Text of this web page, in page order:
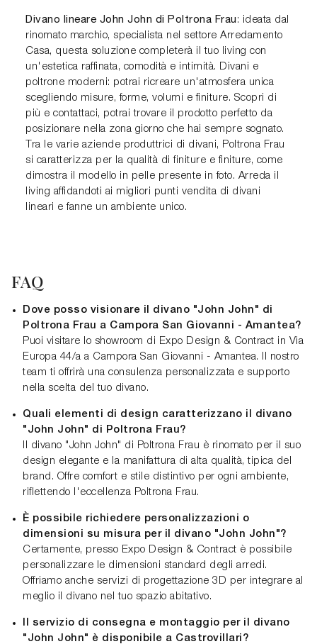
Divano lineare John John di Poltrona Frau : ideata dal
rinomato marchio, specialista nel settore Arredamento
Casa, questa soluzione completerà il tuo living con
un'estetica raffinata, comodità e intimità. Divani e
poltrone moderni: potrai ricreare un'atmosfera unica
scegliendo misure, forme, volumi e finiture. Scopri di
più e contattaci, potrai trovare il prodotto perfetto da
posizionare nella zona giorno che hai sempre sognato.
Tra le varie aziende produttrici di divani, Poltrona Frau
si caratterizza per la qualità di finiture e finiture, come
dimostra il modello in pelle presente in foto. Arreda il
living affidandoti ai migliori punti vendita di divani
lineari e fanne un ambiente unico.
FAQ
Dove posso visionare il divano "John John" di
Poltrona Frau a Campora San Giovanni - Amantea?
Puoi visitare lo showroom di Expo Design & Contract in Via
Europa 44/a a Campora San Giovanni - Amantea. Il nostro
team ti offrirà una consulenza personalizzata e supporto
nella scelta del tuo divano.
Quali elementi di design caratterizzano il divano
"John John" di Poltrona Frau?
Il divano "John John" di Poltrona Frau è rinomato per il suo
design elegante e la manifattura di alta qualità, tipica del
brand. Offre comfort e stile distintivo per ogni ambiente,
riflettendo l'eccellenza Poltrona Frau.
È possibile richiedere personalizzazioni o
dimensioni su misura per il divano "John John"?
Certamente, presso Expo Design & Contract è possibile
personalizzare le dimensioni standard degli arredi.
Offriamo anche servizi di progettazione 3D per integrare al
meglio il divano nel tuo spazio abitativo.
Il servizio di consegna e montaggio per il divano
"John John" è disponibile a Castrovillari?